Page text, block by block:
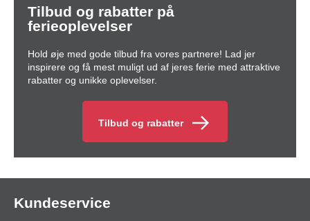
Tilbud og rabatter på
ferieoplevelser
Hold øje med gode tilbud fra vores partnere! Lad jer
inspirere og få mest muligt ud af jeres ferie med attraktive
rabatter og unikke oplevelser.
Tilbud og rabatter
Kundeservice